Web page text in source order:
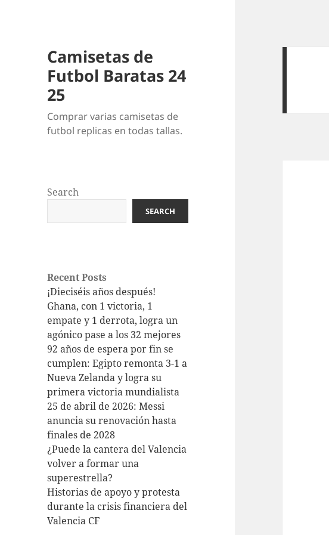
Camisetas de
Futbol Baratas 24
25
Comprar varias camisetas de
futbol replicas en todas tallas.
Search
SEARCH
Recent Posts
¡Dieciséis años después!
Ghana, con 1 victoria, 1
empate y 1 derrota, logra un
agónico pase a los 32 mejores
92 años de espera por fin se
cumplen: Egipto remonta 3-1 a
Nueva Zelanda y logra su
primera victoria mundialista
25 de abril de 2026: Messi
anuncia su renovación hasta
finales de 2028
¿Puede la cantera del Valencia
volver a formar una
superestrella?
Historias de apoyo y protesta
durante la crisis financiera del
Valencia CF